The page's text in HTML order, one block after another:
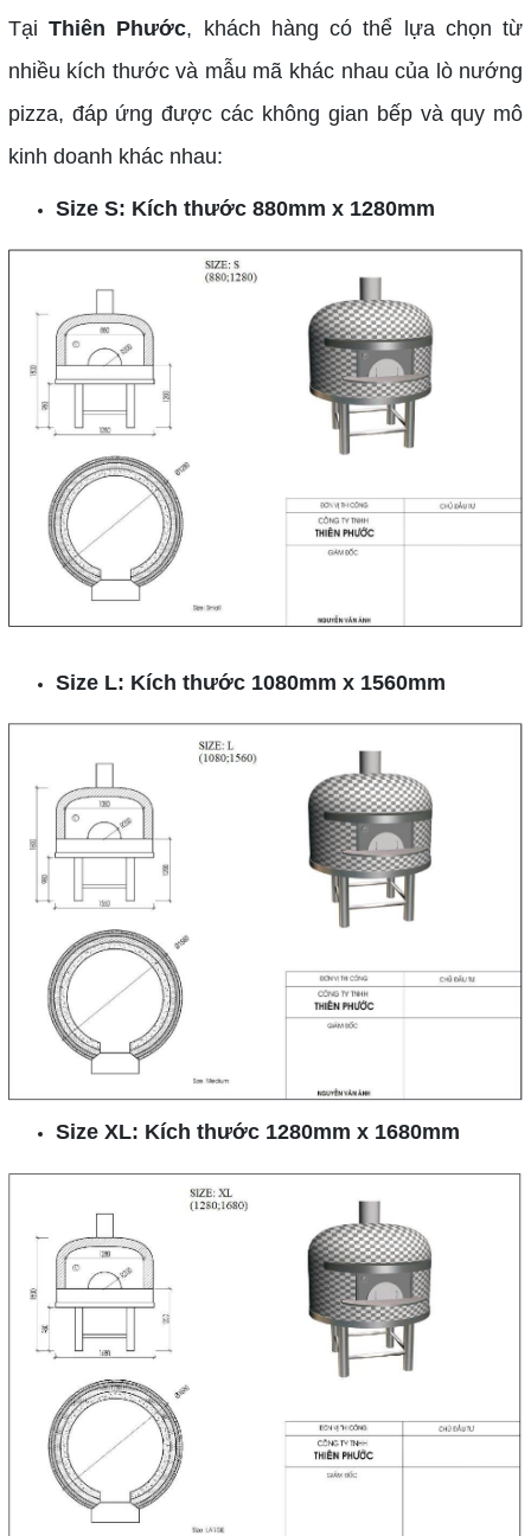
TạiThiên Phước, khách hàng có thể lựa chọn từ
nhiều kích thước và mẫu mã khác nhau của lò nướng
pizza, đáp ứng được các không gian bếp và quy mô
kinh doanh khác nhau:
Size S: Kích thước 880mm x 1280mm
Size L: Kích thước 1080mm x 1560mm
Size XL: Kích thước 1280mm x 1680mm